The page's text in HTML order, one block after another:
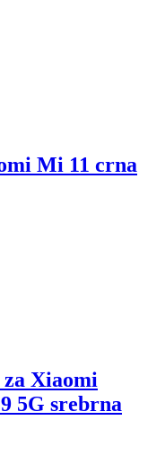
Mi 11 crna
Xiaomi
5G srebrna